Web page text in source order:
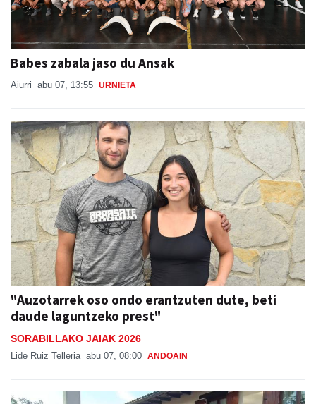
Babes zabala jaso du Ansak
Aiurri abu 07, 13:55 URNIETA
"Auzotarrek oso ondo erantzuten dute, beti
daude laguntzeko prest"
SORABILLAKO JAIAK 2026
Lide Ruiz Telleria abu 07, 08:00 ANDOAIN